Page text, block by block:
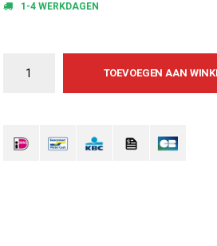
1-4 WERKDAGEN
TOEVOEGEN AAN